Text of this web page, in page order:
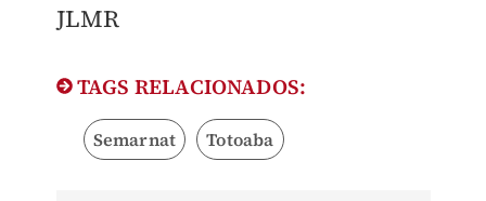
JLMR
TAGS RELACIONADOS:
Semarnat Totoaba